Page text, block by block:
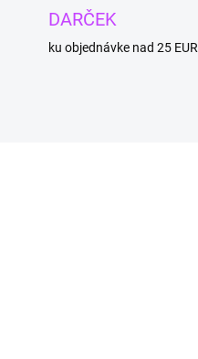
DARČEK
ku objednávke nad 25 EUR